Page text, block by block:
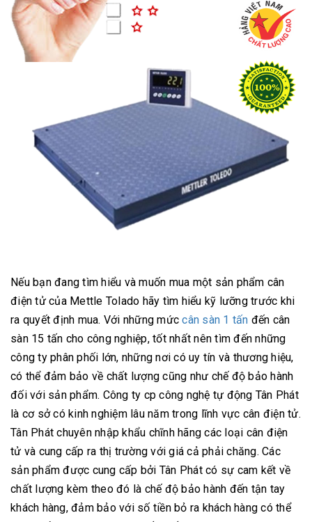
Nếu bạn đang tìm hiểu và muốn mua một sản phẩm cân
điện tử của Mettle Tolado hãy tìm hiểu kỹ lưỡng trước khi
ra quyết định mua. Với những mứccân sàn 1 tấn đến cân
sàn 15 tấn cho công nghiệp, tốt nhất nên tìm đến những
công ty phân phối lớn, những nơi có uy tín và thương hiệu,
có thể đảm bảo về chất lượng cũng như chế độ bảo hành
đối với sản phẩm. Công ty cp công nghệ tự động Tân Phát
là cơ sở có kinh nghiệm lâu năm trong lĩnh vực cân điện tử.
Tân Phát chuyên nhập khẩu chĩnh hãng các loại cân điện
tử và cung cấp ra thị trường với giá cả phải chăng. Các
sản phẩm được cung cấp bởi Tân Phát có sự cam kết về
chất lượng kèm theo đó là chế độ bảo hành đến tận tay
khách hàng, đảm bảo với số tiền bỏ ra khách hàng có thể